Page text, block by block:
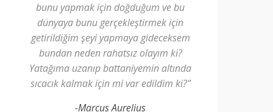
bunu yapmak için doğduğum ve bu
dünyaya bunu gerçekleştirmek için
getirildiğim şeyi yapmaya gideceksem
bundan neden rahatsız olayım ki?
Yatağıma uzanıp battaniyemin altında
sıcacık kalmak için mi var edildim ki?"
-Marcus Aurelius